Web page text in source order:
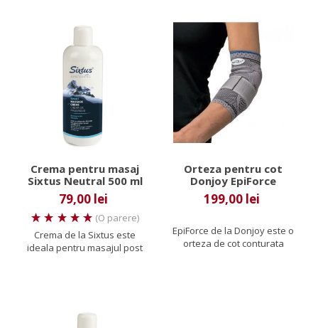
Crema pentru masaj
Sixtus Neutral 500 ml
79,00 lei
(O parere)
Crema de la Sixtus este
ideala pentru masajul post
Orteza pentru cot
Donjoy EpiForce
199,00 lei
EpiForce de la Donjoy este o
orteza de cot conturata